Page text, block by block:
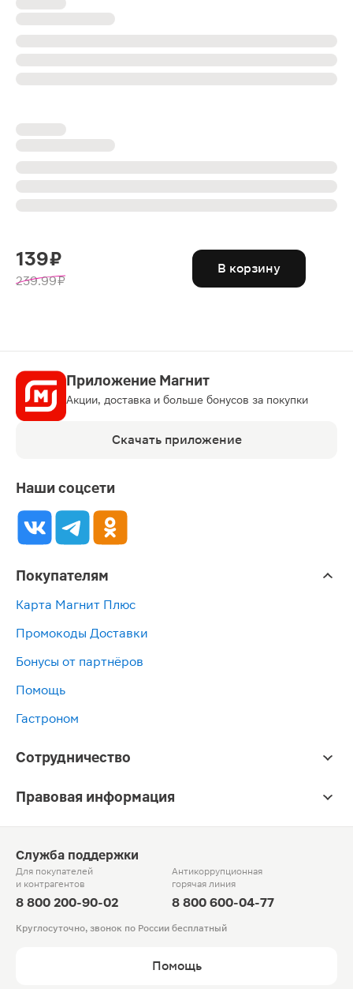
139 ₽
239.99 ₽
В корзину
Приложение Магнит
Акции, доставка и больше бонусов за покупки
Скачать приложение
Наши соцсети
Покупателям
Карта Магнит Плюс
Промокоды Доставки
Бонусы от партнёров
Помощь
Гастроном
Сотрудничество
Правовая информация
Служба поддержки
Для покупателей
и контрагентов
8 800 200-90-02
Антикоррупционная
горячая линия
8 800 600-04-77
Круглосуточно, звонок по России бесплатный
Помощь